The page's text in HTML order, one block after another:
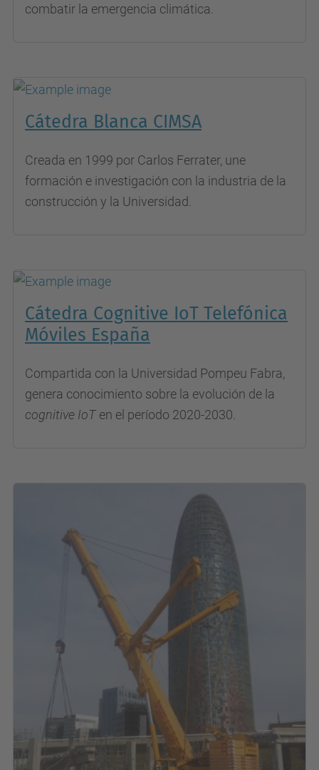
combatir la emergencia climática.
Cátedra Blanca CIMSA
Creada en 1999 por Carlos Ferrater, une
formación e investigación con la industria de la
construcción y la Universidad.
Cátedra Cognitive IoT Telefónica
Móviles España
Compartida con la Universidad Pompeu Fabra,
genera conocimiento sobre la evolución de la
cognitive IoT en el período 2020-2030.